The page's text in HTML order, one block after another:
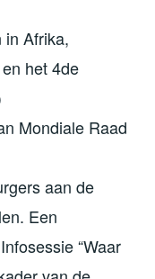
in Afrika,
het 4de
Mondiale Raad
aan de
Een
“Waar